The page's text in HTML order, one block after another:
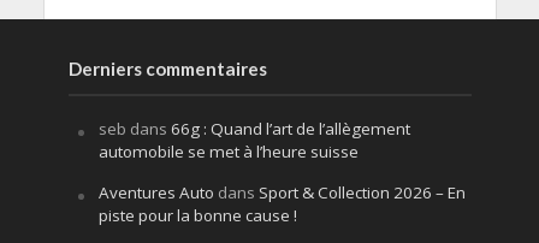
Derniers commentaires
seb dans 66g : Quand l’art de l’allègement
automobile se met à l’heure suisse
Aventures Auto dans Sport & Collection 2026 – En
piste pour la bonne cause !